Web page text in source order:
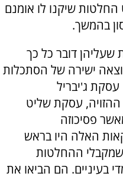
החלטות שיקנו לו אומנם
בהמשך.
שעליהן דובר כל כך
ישירה של הסתכלות
עסקת ג'יבריל
עסקת שליט
פסיכוזה
האלה היו בראש
ההחלטות
בעיניים. הם הביאו את